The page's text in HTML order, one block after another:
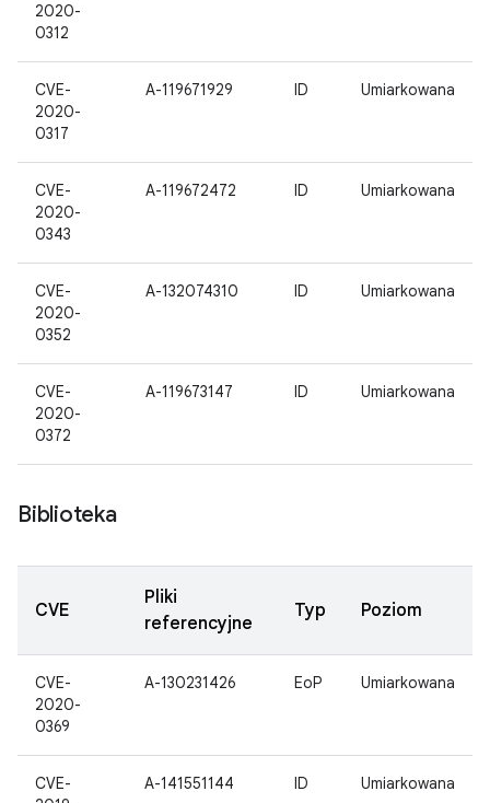
2020-
0312
CVE-
2020-
0317
A-119671929 ID Umiarkowana
CVE-
2020-
0343
A-119672472 ID Umiarkowana
CVE-
2020-
0352
A-132074310 ID Umiarkowana
CVE-
2020-
0372
A-119673147 ID Umiarkowana
Biblioteka
CVE
Pliki
referencyjne
Typ Poziom
CVE-
2020-
0369
A-130231426 EoP Umiarkowana
CVE-
A-141551144 ID Umiarkowana